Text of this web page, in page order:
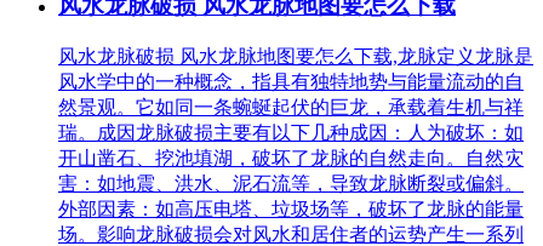
风水龙脉破损 风水龙脉地图要怎么下载
风水龙脉破损 风水龙脉地图要怎么下载,龙脉定义龙脉是
风水学中的一种概念，指具有独特地势与能量流动的自
然景观。它如同一条蜿蜒起伏的巨龙，承载着生机与祥
瑞。成因龙脉破损主要有以下几种成因：人为破坏：如
开山凿石、挖池填湖，破坏了龙脉的自然走向。自然灾
害：如地震、洪水、泥石流等，导致龙脉断裂或偏斜。
外部因素：如高压电塔、垃圾场等，破坏了龙脉的能量
场。影响龙脉破损会对风水和居住者的运势产生一系列